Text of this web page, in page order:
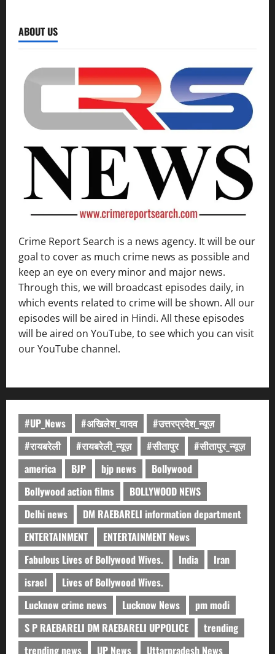
ABOUT US
Crime Report Search is a news agency. It will be our
goal to cover as much crime news as possible and
keep an eye on every minor and major news.
Through this, we will broadcast episodes daily, in
which events related to crime will be shown. All our
episodes will be aired in Hindi. All these episodes
will be aired on YouTube, to see which you can visit
our YouTube channel.
#UP_News #अखिलेश_यादव
#उत्तरप्रदेश_न्यूज़
#रायबरेली
#रायबरेली_न्यूज़ #सीतापुर
#सीतापुर_न्यूज़
america
BJP bjp news
Bollywood
Bollywood action films
BOLLYWOOD NEWS
Delhi news
DM RAEBARELI information department
ENTERTAINMENT
ENTERTAINMENT News
Fabulous Lives of Bollywood Wives.
India
Iran
israel
Lives of Bollywood Wives.
Lucknow crime news
Lucknow News
pm modi
S P RAEBARELI DM RAEBARELI UPPOLICE
trending
trending news
UP News
Uttarpradesh News